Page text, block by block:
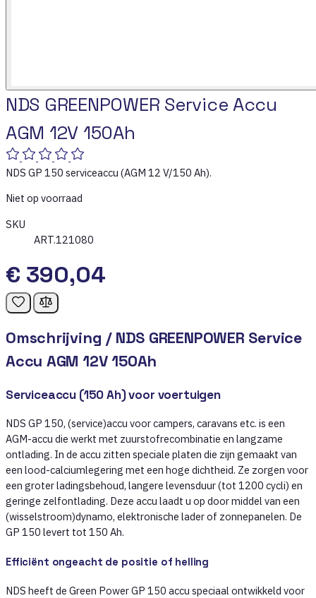
NDS GREENPOWER Service Accu
AGM 12V 150Ah
NDS GP 150 serviceaccu (AGM 12 V/150 Ah).
Niet op voorraad
SKU
ART.121080
€ 390,04
Omschrijving / NDS GREENPOWER Service
Accu AGM 12V 150Ah
Serviceaccu (150 Ah) voor voertuigen
NDS GP 150, (service)accu voor campers, caravans etc. is een
AGM-accu die werkt met zuurstofrecombinatie en langzame
ontlading. In de accu zitten speciale platen die zijn gemaakt van
een lood-calciumlegering met een hoge dichtheid. Ze zorgen voor
een groter ladingsbehoud, langere levensduur (tot 1200 cycli) en
geringe zelfontlading. Deze accu laadt u op door middel van een
(wisselstroom)dynamo, elektronische lader of zonnepanelen. De
GP 150 levert tot 150 Ah.
Efficiënt ongeacht de positie of helling
NDS heeft de Green Power GP 150 accu speciaal ontwikkeld voor